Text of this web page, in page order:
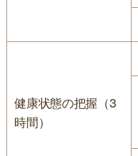
健康状態の把握（3
時間）